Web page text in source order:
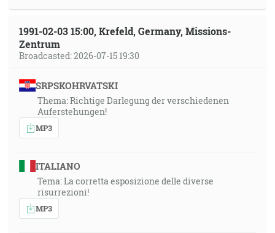
1991-02-03 15:00, Krefeld, Germany, Missions-
Zentrum
Broadcasted: 2026-07-15 19:30
SRPSKOHRVATSKI
Thema: Richtige Darlegung der verschiedenen
Auferstehungen!
MP3
ITALIANO
Tema: La corretta esposizione delle diverse
risurrezioni!
MP3